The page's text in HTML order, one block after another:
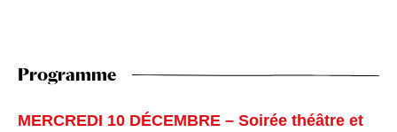
Programme
MERCREDI 10 DÉCEMBRE – Soirée théâtre et